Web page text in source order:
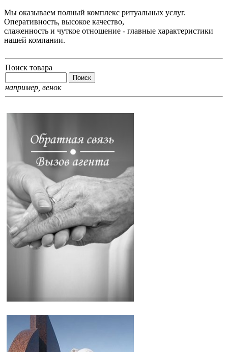
Мы оказываем полный комплекс ритуальных услуг.
Оперативность, высокое качество,
слаженность и чуткое отношение - главные характеристики
нашей компании.
Поиск товара
например, венок